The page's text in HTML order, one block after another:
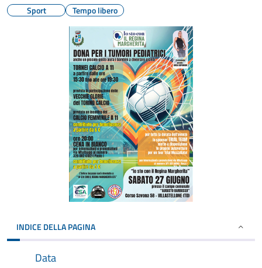
Sport Tempo libero
INDICE DELLA PAGINA
Data